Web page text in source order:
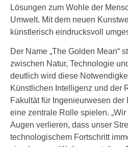
Lösungen zum Wohle der
Umwelt. Mit dem neuen
künstlerisch eindrucksvoll
Der Name „The Golden Mean“
zwischen Natur, Technologie
deutlich wird diese
Künstlichen Intelligenz und der
Fakultät für Ingenieurwesen
eine zentrale Rolle spielen.
Augen verlieren, dass unser
technologischem Fortschritt